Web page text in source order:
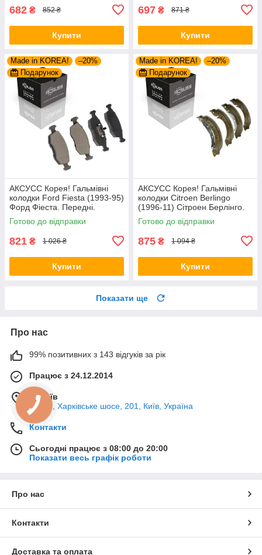
682 ₴ 852 ₴
Купити
697 ₴ 871 ₴
Купити
Made in KOREA!
–20%
Подарунок
АКСУСС Корея! Гальмівні
колодки Ford Fiesta (1993-95)
Форд Фіеста. Передні.
GDB371 , TAR579 , TAR276
Готово до відправки
821 ₴ 1 026 ₴
Купити
Made in KOREA!
–20%
Подарунок
АКСУСС Корея! Гальмівні
колодки Citroen Berlingo
(1996-11) Сітроен Берлінго.
Задні. Барабан. GS8635 ,
FSB567
Готово до відправки
875 ₴ 1 094 ₴
Купити
Показати ще
Про нас
99% позитивних з 143 відгуків за рік
Працює з 24.12.2014
м. Київ
02121, Харківське шосе, 201, Київ, Україна
Контакти
Сьогодні працює з 08:00 до 20:00
Показати весь графік роботи
Про нас
Контакти
Доставка та оплата